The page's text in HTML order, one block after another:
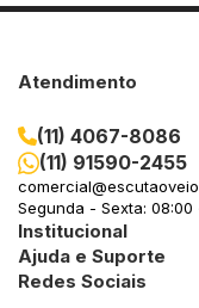
Atendimento
(11) 4067-8086
(11) 91590-2455
Segunda - Sexta: 08:00
Institucional
Ajuda e Suporte
Redes Sociais